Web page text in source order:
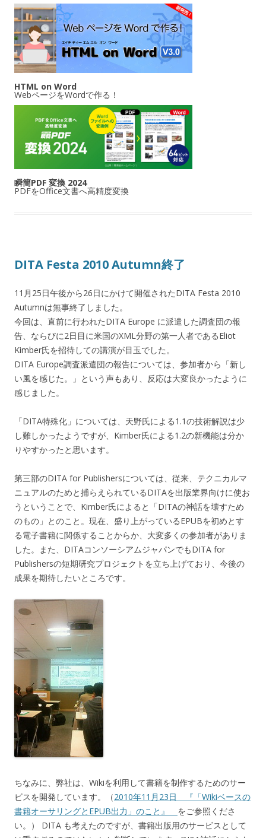
HTML on Word
WebページをWordで作る！
瞬簡PDF 変換 2024
PDFをOffice文書へ高精度変換
DITA Festa 2010 Autumn終了
11月25日午後から26日にかけて開催されたDITA Festa 2010
Autumnは無事終了しました。
今回は、直前に行われたDITA Europe に派遣した調査団の報
告、ならびに2日目に米国のXML分野の第一人者であるEliot
Kimber氏を招待しての講演が目玉でした。
DITA Europe調査派遣団の報告については、参加者から「新し
い風を感じた。」という声もあり、反応は大変良かったように
感じました。
「DITA特殊化」については、天野氏による1.1の技術解説は少
し難しかったようですが、Kimber氏による1.2の新機能は分か
りやすかったと思います。
第三部のDITA for Publishersについては、従来、テクニカルマ
ニュアルのためと捕らえられているDITAを出版業界向けに使お
うということで、Kimber氏によると「DITAの神話を壊すため
のもの」とのこと。現在、盛り上がっているEPUBを初めとす
る電子書籍に関係することからか、大変多くの参加者がありま
した。また、DITAコンソーシアムジャパンでもDITA for
Publishersの短期研究プロジェクトを立ち上げており、今後の
成果を期待したいところです。
ちなみに、弊社は、Wikiを利用して書籍を制作するためのサー
ビスを開発しています。（2010年11月23日 『「Wikiベースの
書籍オーサリングとEPUB出力」のこと』 をご参照くださ
い。） DITA も考えたのですが、書籍出版用のサービスとして